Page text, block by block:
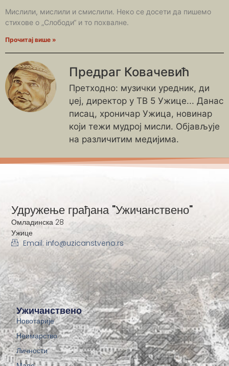
Мислили, мислили и смислили. Неко се досети да пишемо
стихове о „Слободи“ и то похвалне.
Прочитај више »
Предраг Ковачевић
Претходно: музички уредник, ди
џеј, директор у ТВ 5 Ужице... Данас
писац, хроничар Ужица, новинар
који тежи мудрој мисли. Објављује
на различитим медијима.
Ужичанствено
Новотарије
Неимарство
Личности
Удружење грађана "Ужичанствено"
Омладинска 28
Ужице
Email: info@uzicanstveno.rs